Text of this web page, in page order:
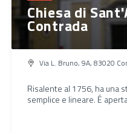
Chiesa di
Contrada
Via L. Bruno, 9A, 83020
Risalente al 1756, ha una
semplice e lineare. É